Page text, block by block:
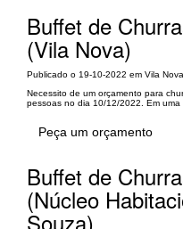
Buffet de
(Vila Nova)
Publicado o 19-10-2022 em Vila
Necessito de um orçamento para
pessoas no dia 10/12/2022. Em uma
Peça um orçamento
Buffet de
(Núcleo
Souza)